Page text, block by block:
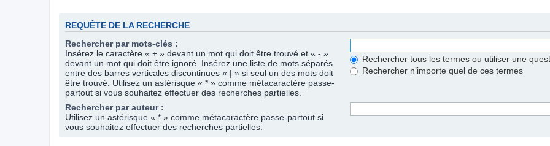
REQUÊTE DE LA RECHERCHE
Rechercher par mots-clés :
Insérez le caractère « + » devant un mot qui doit être trouvé et « - »
devant un mot qui doit être ignoré. Insérez une liste de mots séparés
entre des barres verticales discontinues « | » si seul un des mots doit
être trouvé. Utilisez un astérisque « * » comme métacaractère passe-
partout si vous souhaitez effectuer des recherches partielles.
Rechercher tous les termes ou utiliser une
Rechercher n’importe quel de ces termes
Rechercher par auteur :
Utilisez un astérisque « * » comme métacaractère passe-partout si
vous souhaitez effectuer des recherches partielles.